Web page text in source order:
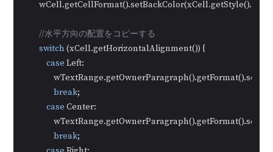
//水平方向の配置をコピーする
switch (xCell.getHorizontalAlignment()) {
case Left:
break;
case Center:
break;